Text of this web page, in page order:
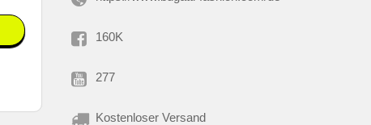
160K
277
Kostenloser Versand